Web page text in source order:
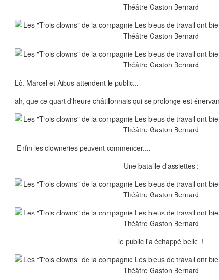
Lô, Marcel et Aibus attendent le public...
ah, que ce quart d'heure châtillonnais qui se prolonge est
Enfin les clowneries peuvent commencer....
Une bataille d'assiettes :
le public l'a échappé belle !